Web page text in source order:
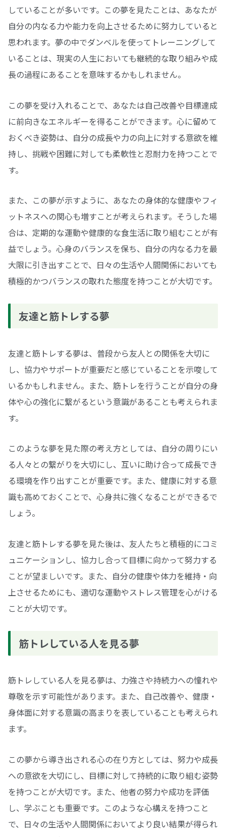
していることが多いです。この夢を見たことは、あなたが
自分の内なる力や能力を向上させるために努力していると
思われます。夢の中でダンベルを使ってトレーニングして
いることは、現実の人生においても継続的な取り組みや成
長の過程にあることを意味するかもしれません。
この夢を受け入れることで、あなたは自己改善や目標達成
に前向きなエネルギーを得ることができます。心に留めて
おくべき姿勢は、自分の成長や力の向上に対する意欲を維
持し、挑戦や困難に対しても柔軟性と忍耐力を持つことで
す。
また、この夢が示すように、あなたの身体的な健康やフィ
ットネスへの関心も増すことが考えられます。そうした場
合は、定期的な運動や健康的な食生活に取り組むことが有
益でしょう。心身のバランスを保ち、自分の内なる力を最
大限に引き出すことで、日々の生活や人間関係においても
積極的かつバランスの取れた態度を持つことが大切です。
友達と筋トレする夢
友達と筋トレする夢は、普段から友人との関係を大切に
し、協力やサポートが重要だと感じていることを示唆して
いるかもしれません。また、筋トレを行うことが自分の身
体や心の強化に繋がるという意識があることも考えられま
す。
このような夢を見た際の考え方としては、自分の周りにい
る人々との繋がりを大切にし、互いに助け合って成長でき
る環境を作り出すことが重要です。また、健康に対する意
識も高めておくことで、心身共に強くなることができるで
しょう。
友達と筋トレする夢を見た後は、友人たちと積極的にコミ
ュニケーションし、協力し合って目標に向かって努力する
ことが望ましいです。また、自分の健康や体力を維持・向
上させるためにも、適切な運動やストレス管理を心がける
ことが大切です。
筋トレしている人を見る夢
筋トレしている人を見る夢は、力強さや持続力への憧れや
尊敬を示す可能性があります。また、自己改善や、健康・
身体面に対する意識の高まりを表していることも考えられ
ます。
この夢から導き出される心の在り方としては、努力や成長
への意欲を大切にし、目標に対して持続的に取り組む姿勢
を持つことが大切です。また、他者の努力や成功を評価
し、学ぶことも重要です。このような心構えを持つこと
で、日々の生活や人間関係においてより良い結果が得られ